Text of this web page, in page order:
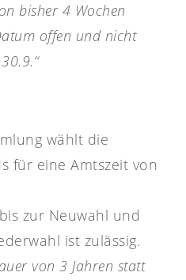
bisher 4 Wochen
offen und nicht
wählt die
für eine Amtszeit von
zur Neuwahl und
ist zulässig.
von 3 Jahren statt